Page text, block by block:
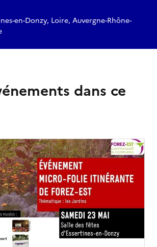
en-Donzy, Loire, Auvergne-Rhône-
dans ce